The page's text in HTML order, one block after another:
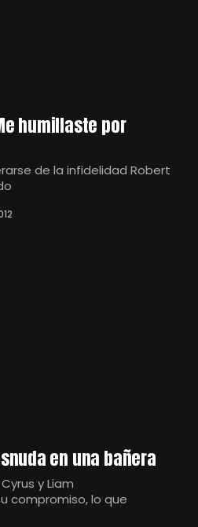
humillaste por
de la infidelidad Robert
en una bañera
y Liam
compromiso, lo que